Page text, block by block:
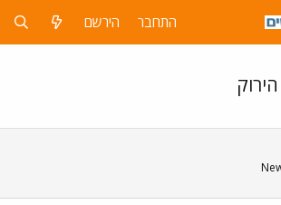
התחבר הירשם